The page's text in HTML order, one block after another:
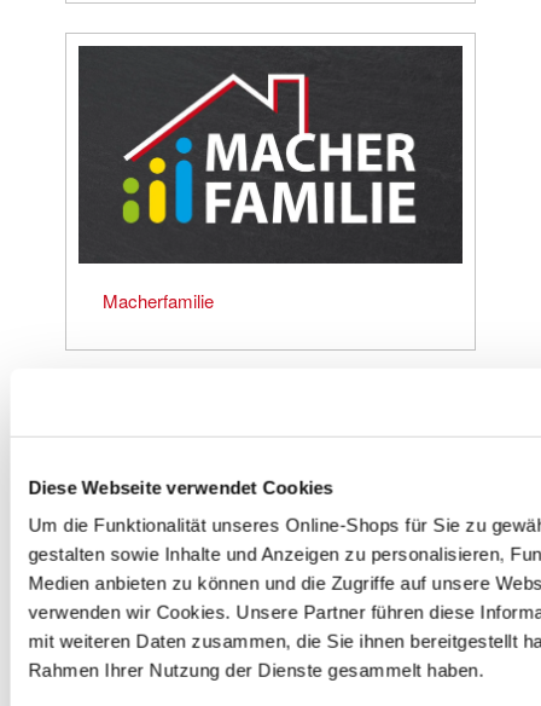
Diese Webseite verwendet Cookies
Um die Funktionalität unseres Online-Shops für Sie zu
gestalten sowie Inhalte und Anzeigen zu personalisieren,
Medien anbieten zu können und die Zugriffe auf unsere
verwenden wir Cookies. Unsere Partner führen diese
mit weiteren Daten zusammen, die Sie ihnen bereitgestellt
Rahmen Ihrer Nutzung der Dienste gesammelt haben.
Macherfamilie
PFANDRÜCKNAHME
UND ALTBATTERIEN
Entsorgungsstation